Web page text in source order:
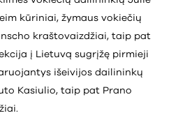
kūriniai, žymaus vokiečių
kraštovaizdžiai, taip pat
į Lietuvą sugrįžę pirmieji
išeivijos dailininkų
Kasiulio, taip pat Prano